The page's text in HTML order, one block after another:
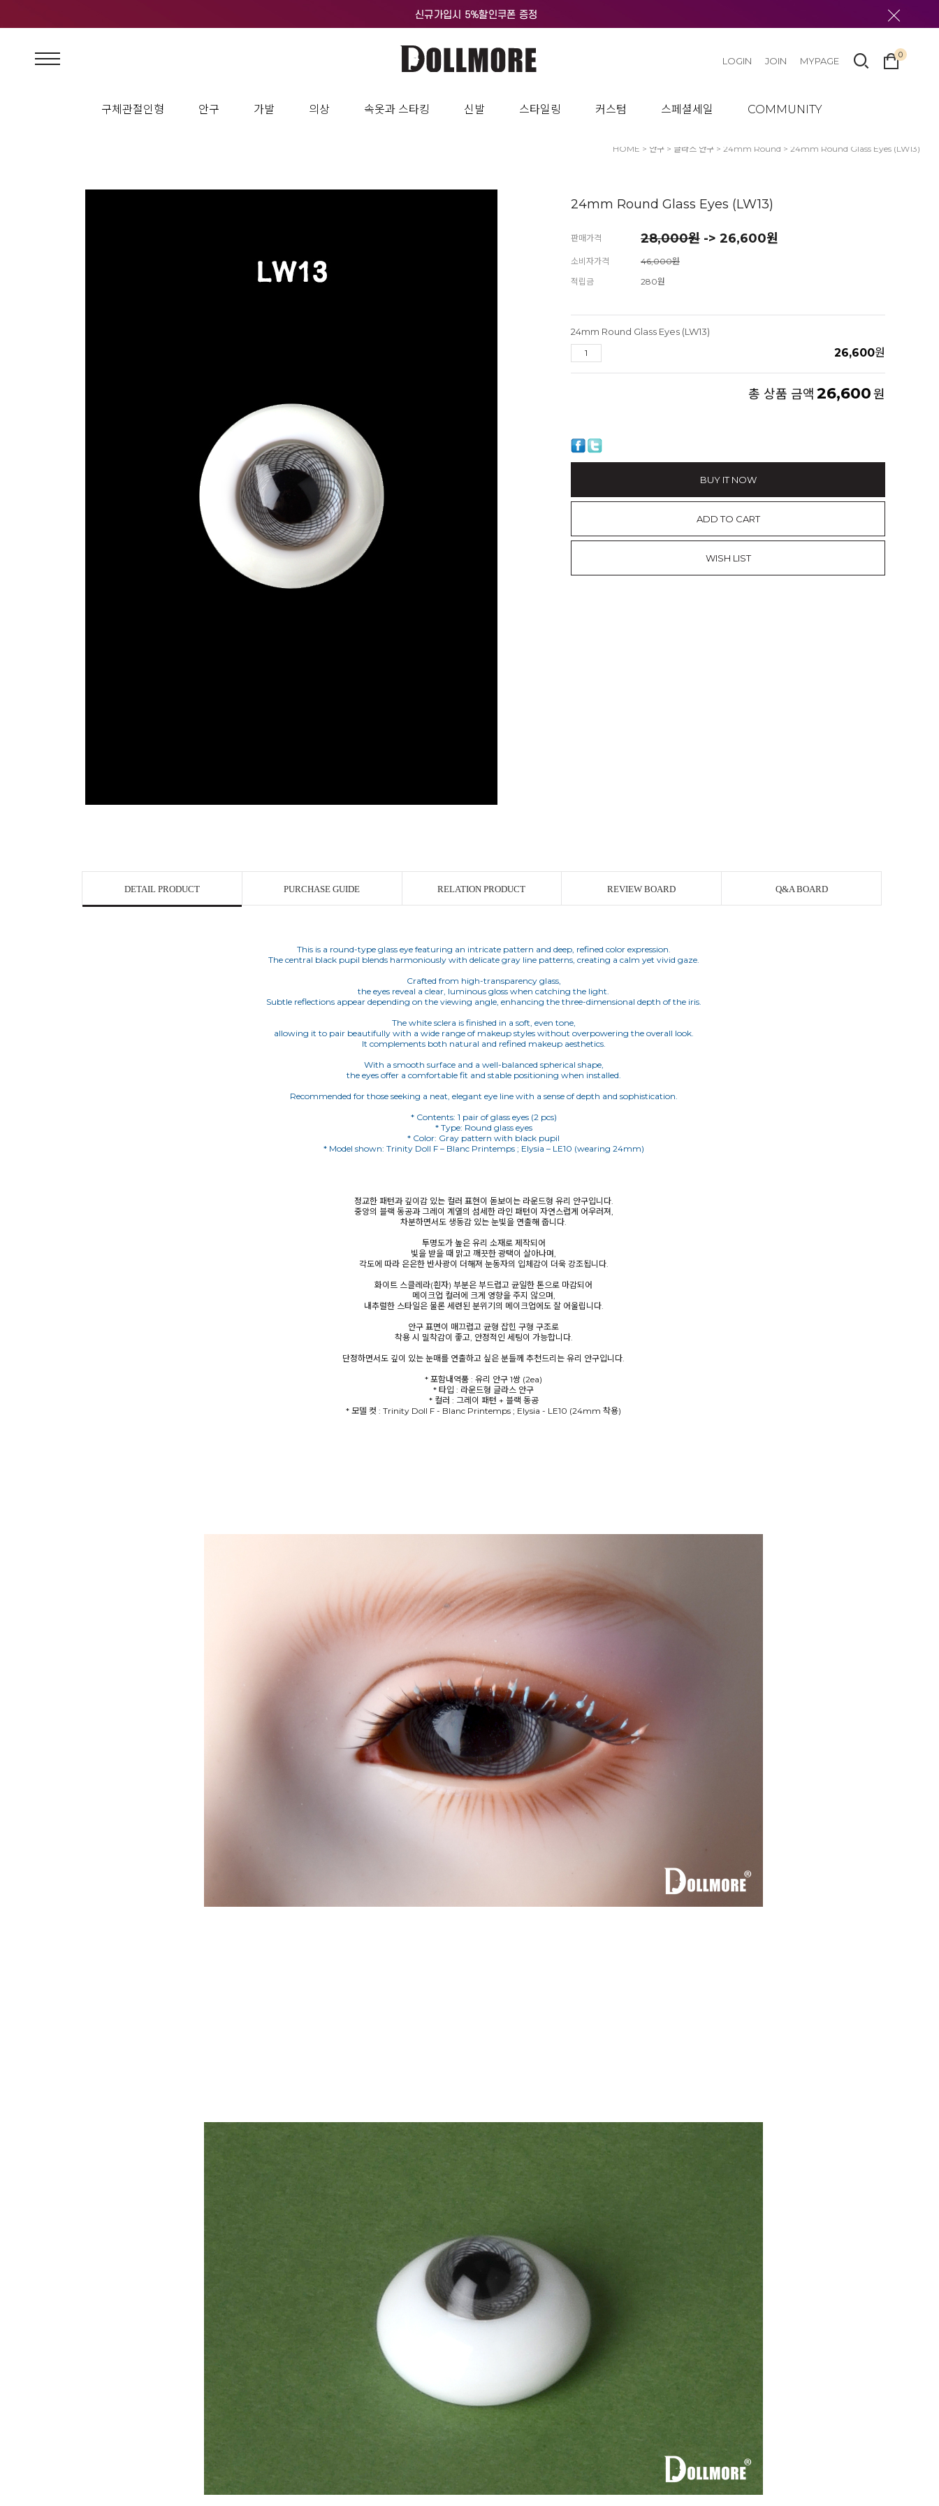
구체관절인형 안구 가발 의상 속옷과 스타킹 신발 스타일링 커스텀 스페셜세일 COMMUNITY
LOGIN JOIN MYPAGE
0
HOME > 안구 > 글라스 안구 > 24mm Round > 24mm Round Glass Eyes (LW13)
24mm Round Glass Eyes (LW13)
판매가격 28,000원 -> 26,600원
소비자가격
46,000원
적립금
280원
24mm Round Glass Eyes (LW13)
26,600원
총 상품 금액 26,600원
BUY IT NOW
ADD TO CART
WISH LIST
DETAIL PRODUCT PURCHASE GUIDE RELATION PRODUCT REVIEW BOARD Q&A BOARD
This is a round-type glass eye featuring an intricate pattern and deep, refined color expression.
The central black pupil blends harmoniously with delicate gray line patterns, creating a calm yet vivid gaze.
Crafted from high-transparency glass,
the eyes reveal a clear, luminous gloss when catching the light.
Subtle reflections appear depending on the viewing angle, enhancing the three-dimensional depth of the iris.
The white sclera is finished in a soft, even tone,
allowing it to pair beautifully with a wide range of makeup styles without overpowering the overall look.
It complements both natural and refined makeup aesthetics.
With a smooth surface and a well-balanced spherical shape,
the eyes offer a comfortable fit and stable positioning when installed.
Recommended for those seeking a neat, elegant eye line with a sense of depth and sophistication.
* Contents: 1 pair of glass eyes (2 pcs)
* Type: Round glass eyes
* Color: Gray pattern with black pupil
* Model shown: Trinity Doll F – Blanc Printemps ; Elysia – LE10 (wearing 24mm)
정교한 패턴과 깊이감 있는 컬러 표현이 돋보이는 라운드형 유리 안구입니다.
중앙의 블랙 동공과 그레이 계열의 섬세한 라인 패턴이 자연스럽게 어우러져,
차분하면서도 생동감 있는 눈빛을 연출해 줍니다.
투명도가 높은 유리 소재로 제작되어
빛을 받을 때 맑고 깨끗한 광택이 살아나며,
각도에 따라 은은한 반사광이 더해져 눈동자의 입체감이 더욱 강조됩니다.
화이트 스클레라(흰자) 부분은 부드럽고 균일한 톤으로 마감되어
메이크업 컬러에 크게 영향을 주지 않으며,
내추럴한 스타일은 물론 세련된 분위기의 메이크업에도 잘 어울립니다.
안구 표면이 매끄럽고 균형 잡힌 구형 구조로
착용 시 밀착감이 좋고, 안정적인 세팅이 가능합니다.
단정하면서도 깊이 있는 눈매를 연출하고 싶은 분들께 추천드리는 유리 안구입니다.
* 포함내역품 : 유리 안구 1쌍 (2ea)
* 타입 : 라운드형 글라스 안구
* 컬러 : 그레이 패턴 + 블랙 동공
* 모델 컷 : Trinity Doll F - Blanc Printemps ; Elysia - LE10 (24mm 착용)